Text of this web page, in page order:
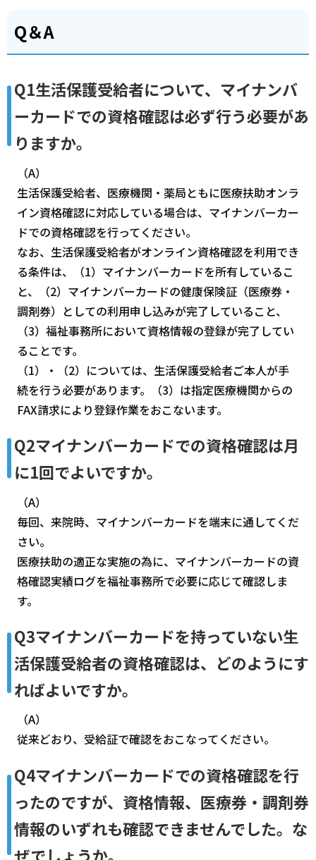
Q＆A
Q1生活保護受給者について、マイナンバ
ーカードでの資格確認は必ず行う必要があ
りますか。
（A）
生活保護受給者、医療機関・薬局ともに医療扶助オンラ
イン資格確認に対応している場合は、マイナンバーカー
ドでの資格確認を行ってください。
なお、生活保護受給者がオンライン資格確認を利用でき
る条件は、（1）マイナンバーカードを所有しているこ
と、（2）マイナンバーカードの健康保険証（医療券・
調剤券）としての利用申し込みが完了していること、
（3）福祉事務所において資格情報の登録が完了してい
ることです。
（1）・（2）については、生活保護受給者ご本人が手
続を行う必要があります。（3）は指定医療機関からの
FAX請求により登録作業をおこないます。
Q2マイナンバーカードでの資格確認は月
に1回でよいですか。
（A）
毎回、来院時、マイナンバーカードを端末に通してくだ
さい。
医療扶助の適正な実施の為に、マイナンバーカードの資
格確認実績ログを福祉事務所で必要に応じて確認しま
す。
Q3マイナンバーカードを持っていない生
活保護受給者の資格確認は、どのようにす
ればよいですか。
（A）
従来どおり、受給証で確認をおこなってください。
Q4マイナンバーカードでの資格確認を行
ったのですが、資格情報、医療券・調剤券
情報のいずれも確認できませんでした。な
ぜでしょうか。